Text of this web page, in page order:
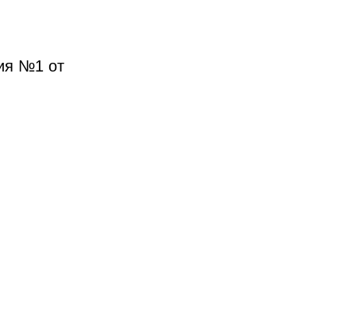
№1 от